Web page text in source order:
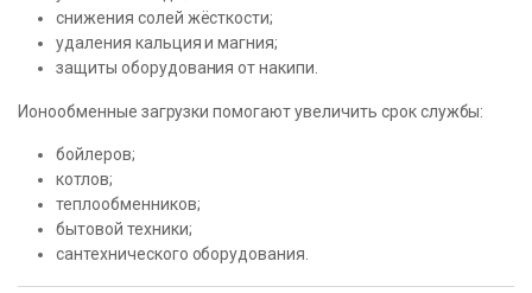
снижения солей жёсткости;
удаления кальция и магния;
защиты оборудования от накипи.
Ионообменные загрузки помогают увеличить срок службы:
бойлеров;
котлов;
теплообменников;
бытовой техники;
сантехнического оборудования.